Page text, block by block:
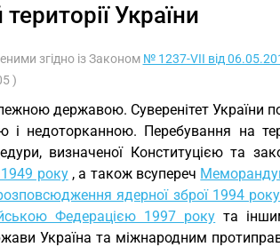
України
згідно із Законом № 1237-VII від
)
державою. Суверенітет України
недоторканною. Перебування на
визначеної Конституцією та
року, а також всупереч
ядерної зброї 1994 року
Федерацією 1997 року та
Україна та міжнародним